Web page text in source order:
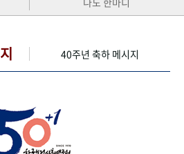
40주년 축하 메시지